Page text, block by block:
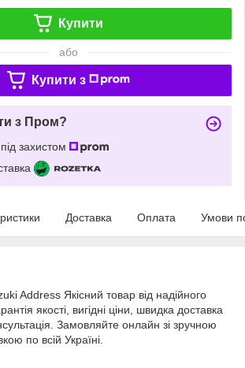
Купити
або
Купити з
з Пром?
захистом
Доставка Оплата Умови
Address Якісний товар від надійного
якості, вигідні ціни, швидка доставка
Замовляйте онлайн зі зручною
по всій Україні.